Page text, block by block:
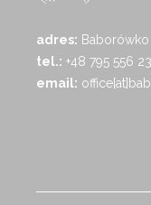
adres: Baborówko
tel.: +48 795 556
email: